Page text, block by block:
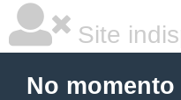
Site
No